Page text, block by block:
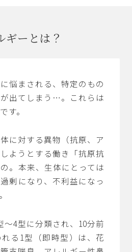
ギーとは？
悩まされる、特定のもの
出てしまう…。これらは
す。
に対する異物（抗原、ア
ようとする働き「抗原抗
。本来、生体にとっては
剰になり、不利益になっ
～4型に分類され、10分前
る1型（即時型）は、花